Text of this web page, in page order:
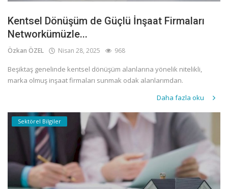
Kentsel Dönüşüm de Güçlü İnşaat Firmaları
Networkümüzle...
Özkan ÖZEL Nisan 28, 2025 968
Beşiktaş genelinde kentsel dönüşüm alanlarına yönelik nitelikli,
marka olmuş inşaat firmaları sunmak odak alanlarımdan.
Daha fazla oku
Sektörel Bilgiler